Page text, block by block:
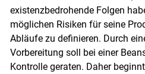
existenzbedrohende Folgen
möglichen Risiken für seine
Abläufe zu definieren. Durch
Vorbereitung soll bei einer
Kontrolle geraten. Daher